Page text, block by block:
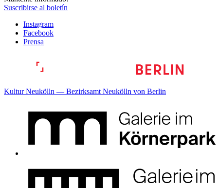
Suscribirse al boletín
Instagram
Facebook
Prensa
Kultur Neukölln — Bezirksamt Neukölln von Berlin